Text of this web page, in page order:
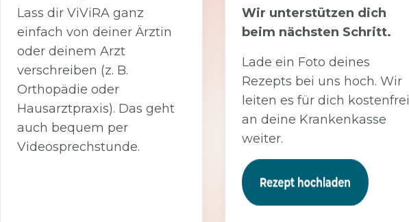
Lass dir ViViRA ganz
einfach von deiner Ärztin
oder deinem Arzt
verschreiben (z. B.
Orthopädie oder
Hausarztpraxis). Das geht
auch bequem per
Videosprechstunde.
Wir unterstützen dich
beim nächsten Schritt.
Lade ein Foto deines
Rezepts bei uns hoch. Wir
leiten es für dich kostenfrei
an deine Krankenkasse
weiter.